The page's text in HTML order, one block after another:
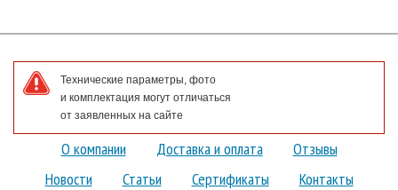
Технические параметры, фото
и комплектация могут отличаться
от заявленных на сайте
О компании Доставка и оплата
Отзывы
Новости
Статьи Сертификаты Контакты